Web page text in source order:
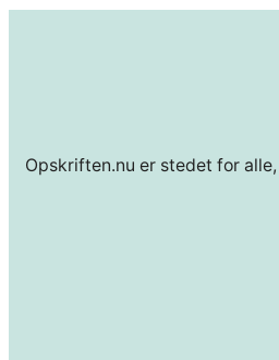
Opskriften.nu er stedet for